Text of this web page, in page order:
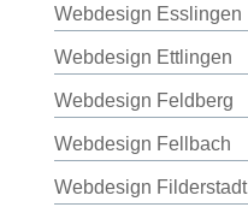
Webdesign Esslingen
Webdesign Ettlingen
Webdesign Feldberg
Webdesign Fellbach
Webdesign Filderstadt